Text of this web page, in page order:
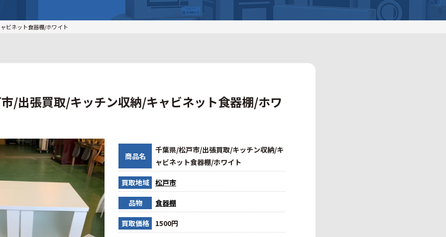
ビネット食器棚/ホワイト
/出張買取/キッチン収納/キャビネット食器棚/ホワ
商品名
千葉県/松戸市/出張買取/キッチン収納/キ
ャビネット食器棚/ホワイト
買取地域 松戸市
品物 食器棚
買取価格 1500円